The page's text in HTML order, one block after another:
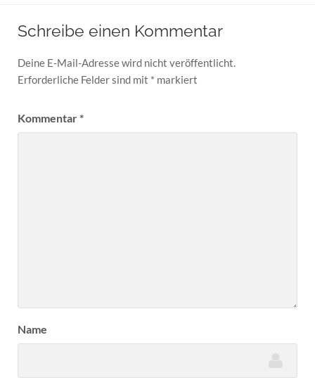
Schreibe einen Kommentar
Deine E-Mail-Adresse wird nicht veröffentlicht.
Erforderliche Felder sind mit * markiert
Kommentar*
Name